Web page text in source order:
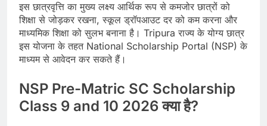
इस छात्रवृत्ति का मुख्य लक्ष्य आर्थिक रूप से कमजोर छात्रों को
शिक्षा से जोड़कर रखना, स्कूल ड्रॉपआउट दर को कम करना और
माध्यमिक शिक्षा को सुलभ बनाना है। Tripura राज्य के योग्य छात्र
इस योजना के तहत National Scholarship Portal (NSP) के
माध्यम से आवेदन कर सकते हैं।
NSP Pre-Matric SC Scholarship
Class 9 and 10 2026 क्या है?